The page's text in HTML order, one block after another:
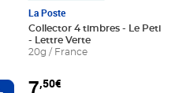
Ajouter au panier
La Poste
Collector 4 timbres - Le Petit
- Lettre Verte
20g / France
7,50€